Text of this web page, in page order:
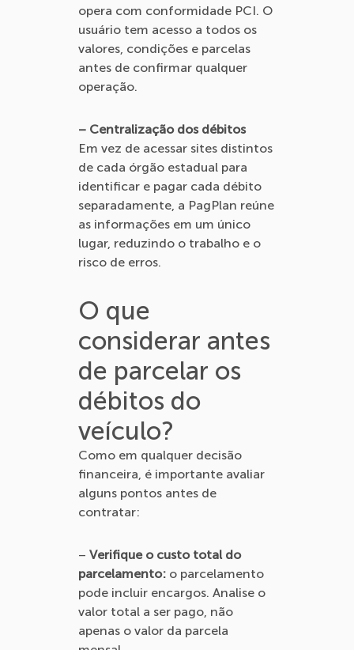
opera com conformidade PCI. O
usuário tem acesso a todos os
valores, condições e parcelas
antes de confirmar qualquer
operação.
– Centralização dos débitos
Em vez de acessar sites distintos
de cada órgão estadual para
identificar e pagar cada débito
separadamente, a PagPlan reúne
as informações em um único
lugar, reduzindo o trabalho e o
risco de erros.
O que
considerar antes
de parcelar os
débitos do
veículo?
Como em qualquer decisão
financeira, é importante avaliar
alguns pontos antes de
contratar:
– Verifique o custo total do
parcelamento:o parcelamento
pode incluir encargos. Analise o
valor total a ser pago, não
apenas o valor da parcela